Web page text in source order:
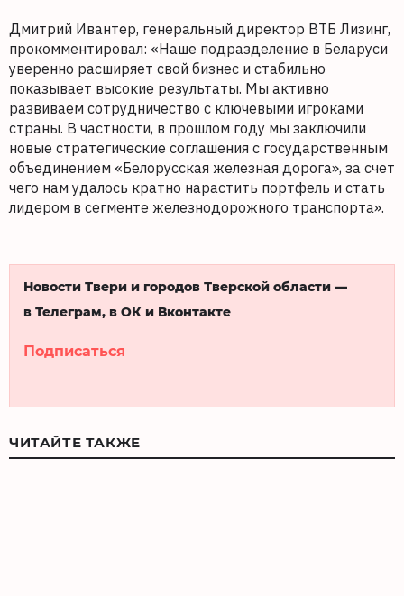
Дмитрий Ивантер, генеральный директор ВТБ Лизинг,
прокомментировал: «Наше подразделение в Беларуси
уверенно расширяет свой бизнес и стабильно
показывает высокие результаты. Мы активно
развиваем сотрудничество с ключевыми игроками
страны. В частности, в прошлом году мы заключили
новые стратегические соглашения с государственным
объединением «Белорусская железная дорога», за счет
чего нам удалось кратно нарастить портфель и стать
лидером в сегменте железнодорожного транспорта».
Новости Твери и городов Тверской области —
в Телеграм, в ОК и Вконтакте
Подписаться
ЧИТАЙТЕ ТАКЖЕ